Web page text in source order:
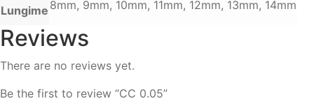
Lungime 8mm, 9mm, 10mm, 11mm, 12mm, 13mm, 14mm
Reviews
There are no reviews yet.
Be the first to review “CC 0.05”